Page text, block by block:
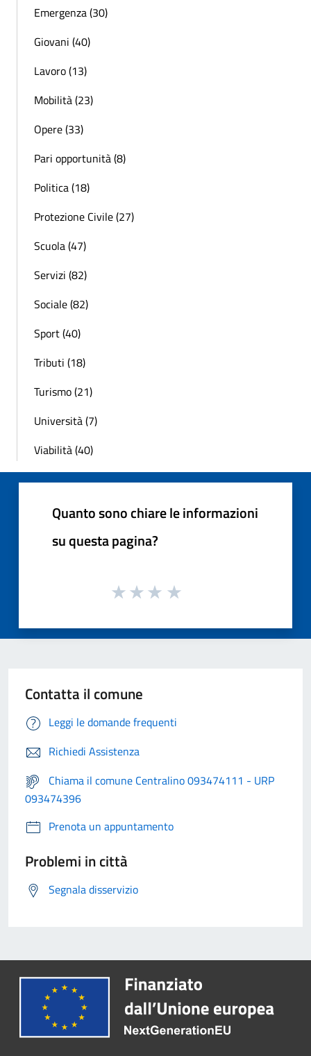
Emergenza (30)
Giovani (40)
Lavoro (13)
Mobilità (23)
Opere (33)
Pari opportunità (8)
Politica (18)
Protezione Civile (27)
Scuola (47)
Servizi (82)
Sociale (82)
Sport (40)
Tributi (18)
Turismo (21)
Università (7)
Viabilità (40)
Quanto sono chiare le informazioni
su questa pagina?
Contatta il comune
Leggi le domande frequenti
Richiedi Assistenza
Chiama il comune Centralino 093474111 - URP
093474396
Prenota un appuntamento
Problemi in città
Segnala disservizio